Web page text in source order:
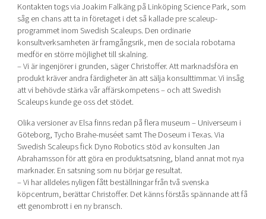
Kontakten togs via Joakim Falkäng på Linköping Science Park, som
såg en chans att ta in företaget i det så kallade pre scaleup-
programmet inom Swedish Scaleups. Den ordinarie
konsultverksamheten är framgångsrik, men de sociala robotarna
medför en större möjlighet till skalning.
– Vi är ingenjörer i grunden, säger Christoffer. Att marknadsföra en
produkt kräver andra färdigheter än att sälja konsulttimmar. Vi insåg
att vi behövde stärka vår affärskompetens – och att Swedish
Scaleups kunde ge oss det stödet.
Olika versioner av Elsa finns redan på flera museum – Universeum i
Göteborg, Tycho Brahe-muséet samt The Doseum i Texas. Via
Swedish Scaleups fick Dyno Robotics stöd av konsulten Jan
Abrahamsson för att göra en produktsatsning, bland annat mot nya
marknader. En satsning som nu börjar ge resultat.
– Vi har alldeles nyligen fått beställningar från två svenska
köpcentrum, berättar Christoffer. Det känns förstås spännande att få
ett genombrott i en ny bransch.